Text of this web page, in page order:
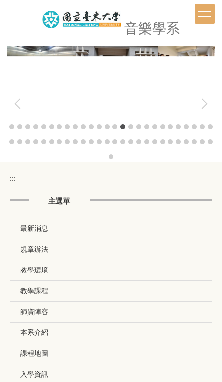
內
容
音樂學系
:::
主選單
最新消息
規章辦法
教學環境
教學課程
師資陣容
本系介紹
課程地圖
入學資訊